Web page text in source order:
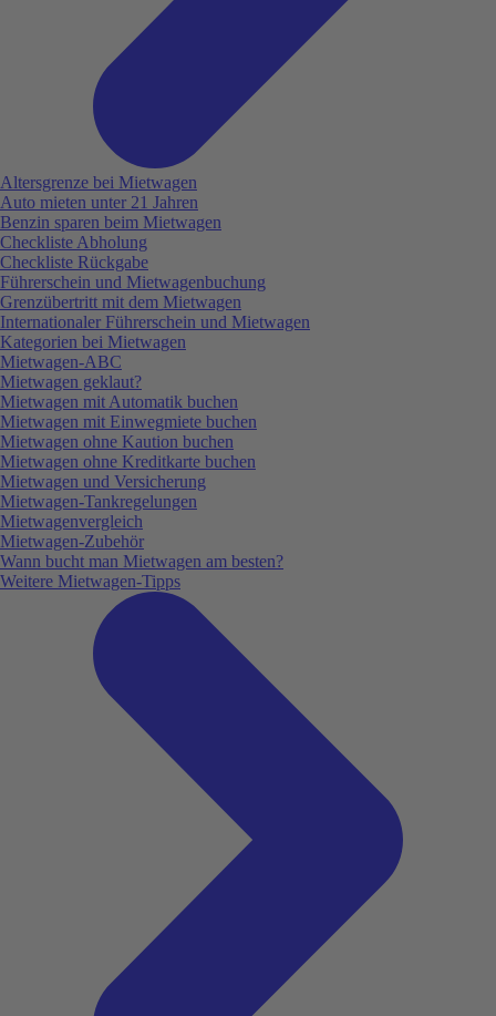
Altersgrenze bei Mietwagen
Auto mieten unter 21 Jahren
Benzin sparen beim Mietwagen
Checkliste Abholung
Checkliste Rückgabe
Führerschein und Mietwagenbuchung
Grenzübertritt mit dem Mietwagen
Internationaler Führerschein und Mietwagen
Kategorien bei Mietwagen
Mietwagen-ABC
Mietwagen geklaut?
Mietwagen mit Automatik buchen
Mietwagen mit Einwegmiete buchen
Mietwagen ohne Kaution buchen
Mietwagen ohne Kreditkarte buchen
Mietwagen und Versicherung
Mietwagen-Tankregelungen
Mietwagenvergleich
Mietwagen-Zubehör
Wann bucht man Mietwagen am besten?
Weitere Mietwagen-Tipps